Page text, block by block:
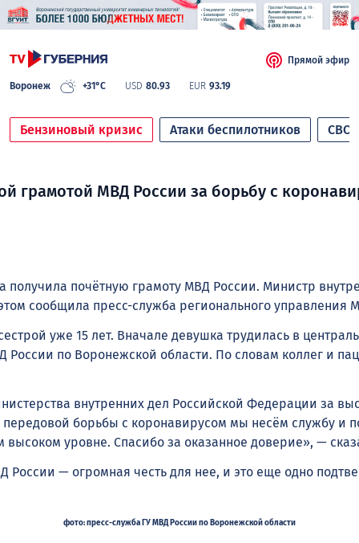
Воронеж +31°C USD 80.93 EUR 93.19
Прямой эфир
Бензиновый кризис Атаки беспилотников СВО
грамотой МВД России за борьбу с
почётную грамоту МВД России. Министр
сообщила пресс-служба регионального управления
уже 15 лет. Вначале девушка трудилась в
России по Воронежской области. По словам коллег и
внутренних дел Российской Федерации за
передовой борьбы с коронавирусом мы несём службу
высоком уровне. Спасибо за оказанное доверие», —
России — огромная честь для нее, и это еще одно
фото: пресс-служба ГУ МВД России по Воронежской области